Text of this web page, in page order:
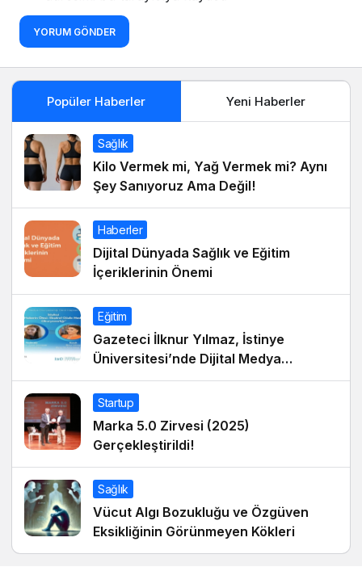
YORUM GÖNDER
Popüler Haberler Yeni Haberler
Sağlık
Kilo Vermek mi, Yağ Vermek mi? Aynı
Şey Sanıyoruz Ama Değil!
Haberler
Dijital Dünyada Sağlık ve Eğitim
İçeriklerinin Önemi
Eğitim
Gazeteci İlknur Yılmaz, İstinye
Üniversitesi’nde Dijital Medya
Okuryazarlığı Dersinin Konuğu Oldu
Startup
Marka 5.0 Zirvesi (2025)
Gerçekleştirildi!
Sağlık
Vücut Algı Bozukluğu ve Özgüven
Eksikliğinin Görünmeyen Kökleri